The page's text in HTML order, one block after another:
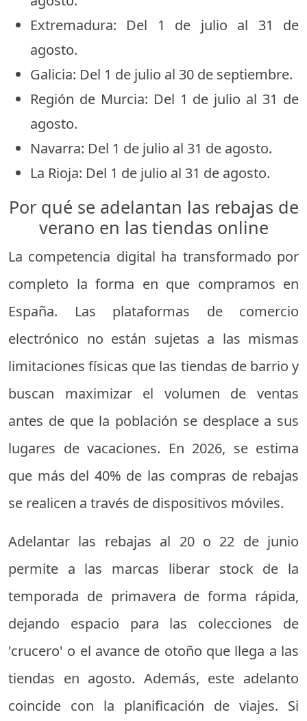
Extremadura: Del 1 de julio al 31 de
agosto.
Galicia: Del 1 de julio al 30 de septiembre.
Región de Murcia: Del 1 de julio al 31 de
agosto.
Navarra: Del 1 de julio al 31 de agosto.
La Rioja: Del 1 de julio al 31 de agosto.
Por qué se adelantan las rebajas de
verano en las tiendas online
La competencia digital ha transformado por
completo la forma en que compramos en
España. Las plataformas de comercio
electrónico no están sujetas a las mismas
limitaciones físicas que las tiendas de barrio y
buscan maximizar el volumen de ventas
antes de que la población se desplace a sus
lugares de vacaciones. En 2026, se estima
que más del 40% de las compras de rebajas
se realicen a través de dispositivos móviles.
Adelantar las rebajas al 20 o 22 de junio
permite a las marcas liberar stock de la
temporada de primavera de forma rápida,
dejando espacio para las colecciones de
'crucero' o el avance de otoño que llega a las
tiendas en agosto. Además, este adelanto
coincide con la planificación de viajes. Si